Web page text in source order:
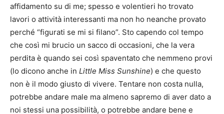
affidamento su di me; spesso e volentieri ho trovato
lavori o attività interessanti ma non ho neanche provato
perché “figurati se mi si filano”. Sto capendo col tempo
che così mi brucio un sacco di occasioni, che la vera
perdita è quando sei così spaventato che nemmeno provi
(lo dicono anche in Little Miss Sunshine) e che questo
non è il modo giusto di vivere. Tentare non costa nulla,
potrebbe andare male ma almeno sapremo di aver dato a
noi stessi una possibilità, o potrebbe andare bene e